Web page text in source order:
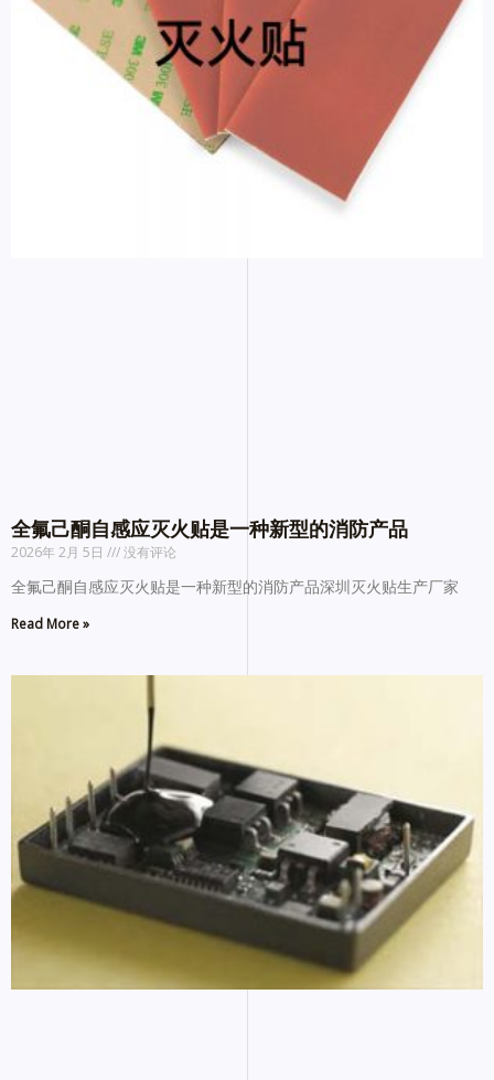
全氟己酮自感应灭火贴是一种新型的消防产品
2026年 2月 5日 没有评论
全氟己酮自感应灭火贴是一种新型的消防产品深圳灭火贴生产厂家
Read More »